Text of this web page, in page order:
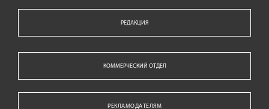
РЕДАКЦИЯ
КОММЕРЧЕСКИЙ ОТДЕЛ
РЕКЛАМОДАТЕЛЯМ